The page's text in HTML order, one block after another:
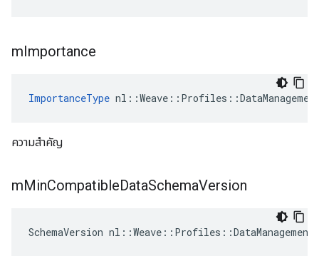
mImportance
ImportanceType
ความสำคัญ
mMinCompatibleDataSchemaVersion
SchemaVersion